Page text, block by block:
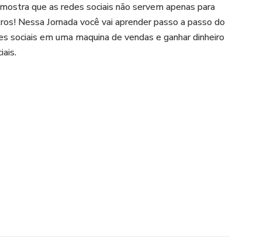
que as redes sociais não servem apenas para
Nessa Jornada você vai aprender passo a passo do
sociais em uma maquina de vendas e ganhar dinheiro